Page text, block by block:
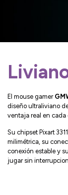
El mouse gamer
diseño ultraliviano
ventaja real en cada
Su chipset Pixart
milimétrica, su
conexión estable y
jugar sin